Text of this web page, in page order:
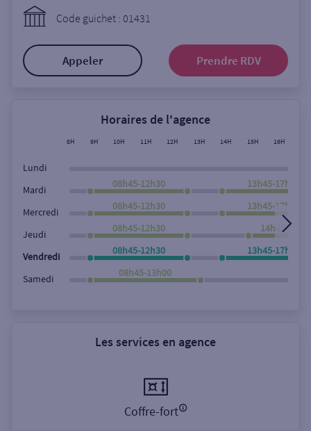
Ville / Code postal
Rue
Rechercher
Code guichet : 01431
Appeler Prendre RDV
Horaires de l'agence
8H 9H 10H 11H 12H 13H 14H 15H 16H
Lundi
Mardi
08h45-12h30 13h45-17h45
Mercredi
08h45-12h30 13h45-17h45
Jeudi
08h45-12h30 14h45-
Vendredi
08h45-12h30 13h45-17h45
Samedi
08h45-13h00
Les services en agence
Coffre-fort